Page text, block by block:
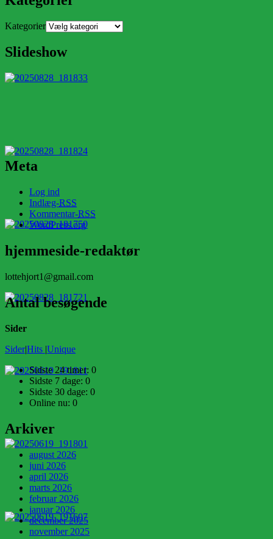
Kategorier
Slideshow
Meta
Log ind
Indlæg-RSS
Kommentar-RSS
WordPress.org
hjemmeside-redaktør
lottehjort1@gmail.com
Antal besøgende
Sider
Sider|Hits |Unique
Sidste 24 timer: 0
Sidste 7 dage: 0
Sidste 30 dage: 0
Online nu: 0
Arkiver
august 2026
juni 2026
april 2026
marts 2026
februar 2026
januar 2026
december 2025
november 2025